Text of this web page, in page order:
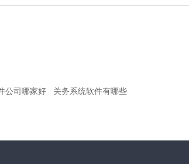
公司哪家好
关务系统软件有哪些